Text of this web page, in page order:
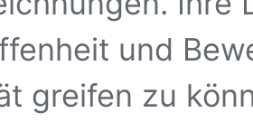
und
greifen zu